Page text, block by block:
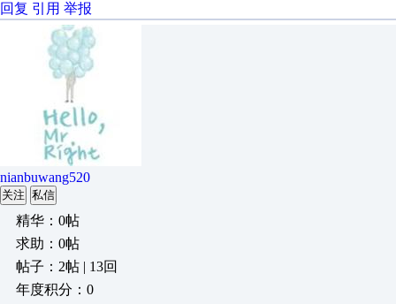
回复 引用 举报
nianbuwang520
关注 私信
精华：0帖
求助：0帖
帖子：2帖 | 13回
年度积分：0